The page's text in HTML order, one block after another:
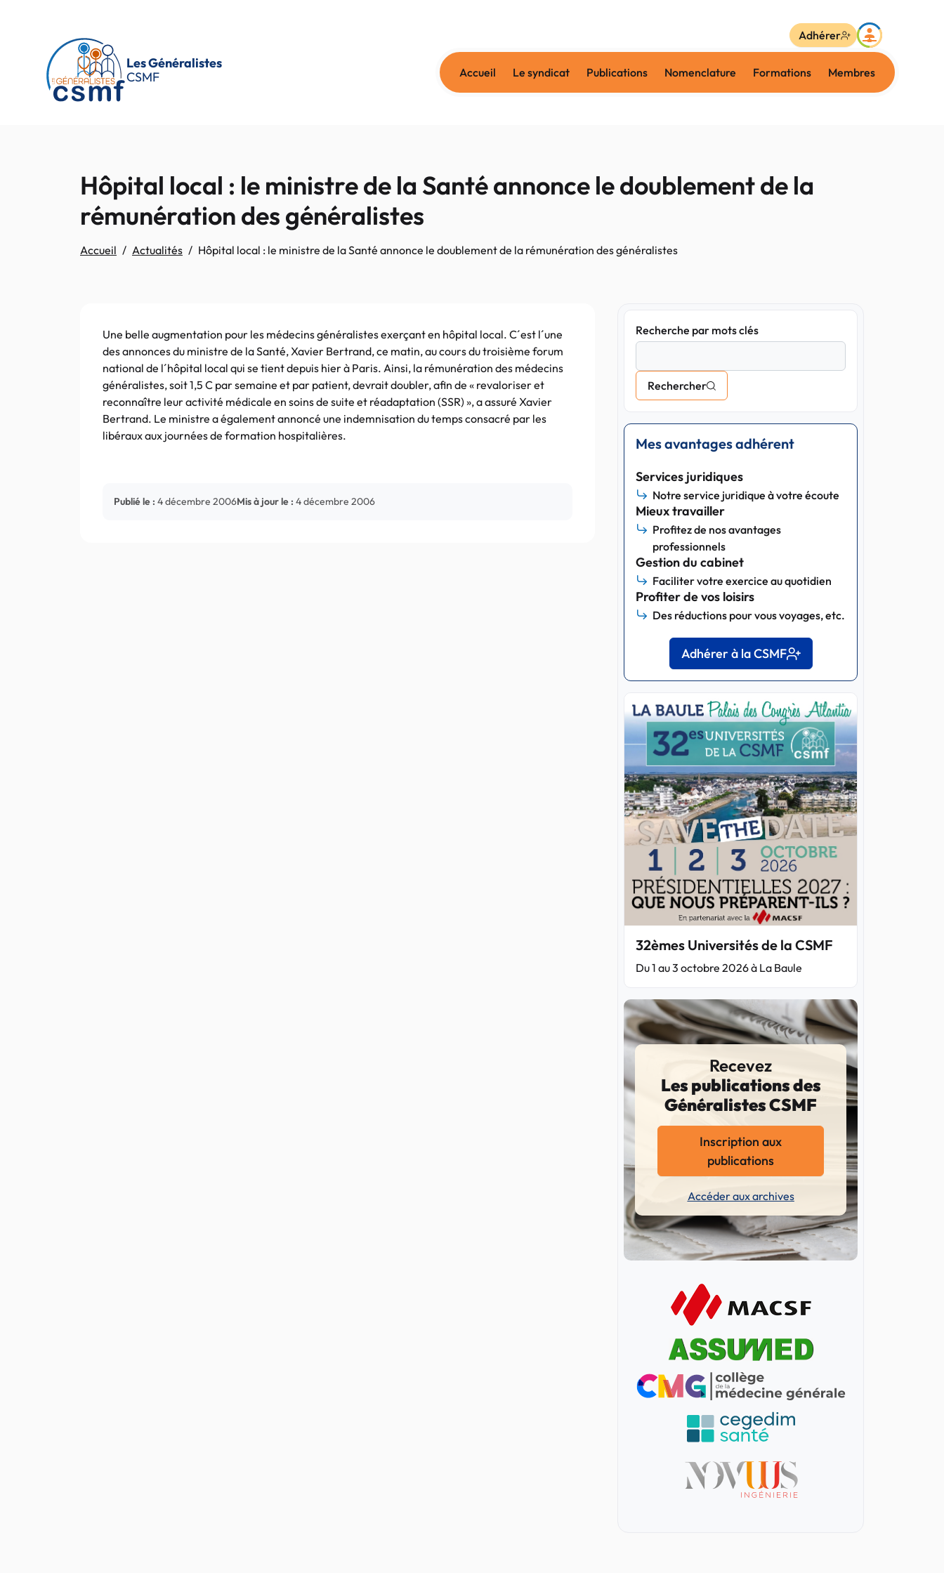
Les Généralistes
CSMF
Accueil Le syndicat Publications Nomenclature Formations Membres
Adhérer
Hôpital local : le ministre de la Santé annonce le doublement de la
rémunération des généralistes
Accueil Actualités Hôpital local : le ministre de la Santé annonce le doublement de la rémunération des généralistes
Une belle augmentation pour les médecins généralistes exerçant en hôpital local. C´est l´une
des annonces du ministre de la Santé, Xavier Bertrand, ce matin, au cours du troisième forum
national de l´hôpital local qui se tient depuis hier à Paris. Ainsi, la rémunération des médecins
généralistes, soit 1,5 C par semaine et par patient, devrait doubler, afin de « revaloriser et
reconnaître leur activité médicale en soins de suite et réadaptation (SSR) », a assuré Xavier
Bertrand. Le ministre a également annoncé une indemnisation du temps consacré par les
libéraux aux journées de formation hospitalières.
Publié le : 4 décembre 2006Mis à jour le : 4 décembre 2006
Recherche par mots clés
Rechercher
Mes avantages adhérent
Services juridiques
Notre service juridique à votre écoute
Mieux travailler
Profitez de nos avantages
professionnels
Gestion du cabinet
Faciliter votre exercice au quotidien
Profiter de vos loisirs
Des réductions pour vous voyages, etc.
Adhérer à la CSMF
32èmes Universités de la CSMF
Du 1 au 3 octobre 2026 à La Baule
Recevez
Les publications des
Généralistes CSMF
Inscription aux
publications
Accéder aux archives